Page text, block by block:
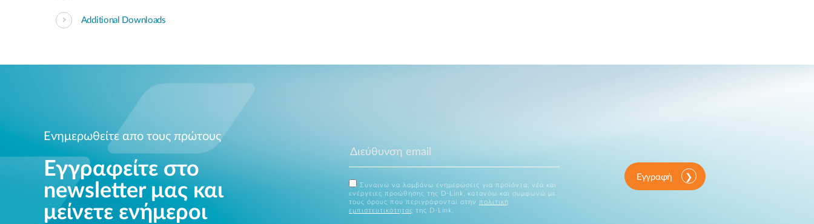
Additional Downloads
Ενημερωθείτε απο τους πρώτους
Εγγραφείτε στο
newsletter μας και
μείνετε ενήμεροι
Συναινώ να λαμβάνω ενημερώσεις για προϊόντα, νέα και
ενέργειες προώθησης της D-Link, κατανόω και συμφωνώ με
τους όρους που περιγράφονται στην πολιτική
εμπιστευτικότητας της D-Link.
Εγγραφή